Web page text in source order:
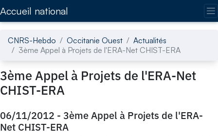
Accueil national
CNRS-Hebdo Occitanie Ouest
Actualités
3ème Appel à Projets de l'ERA-Net CHIST-ERA
3ème Appel à Projets de l'ERA-Net
CHIST-ERA
06/11/2012 - 3ème Appel à Projets de l'ERA-
Net CHIST-ERA